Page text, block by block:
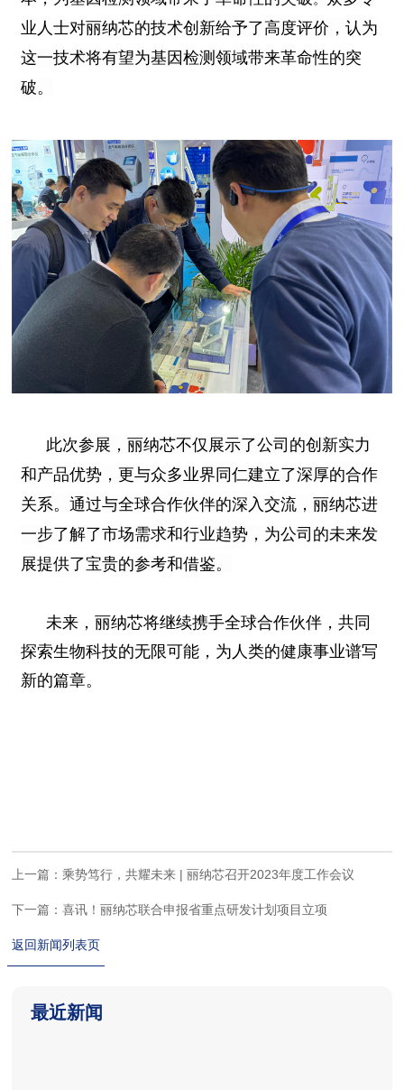
业人士对丽纳芯的技术创新给予了高度评价，认为
这一技术将有望为基因检测领域带来革命性的突
破。
此次参展，丽纳芯不仅展示了公司的创新实力
和产品优势，更与众多业界同仁建立了深厚的合作
关系。通过与全球合作伙伴的深入交流，丽纳芯进
一步了解了市场需求和行业趋势，为公司的未来发
展提供了宝贵的参考和借鉴。
未来，丽纳芯将继续携手全球合作伙伴，共同
探索生物科技的无限可能，为人类的健康事业谱写
新的篇章。
上一篇：乘势笃行，共耀未来 | 丽纳芯召开2023年度工作会议
下一篇：喜讯！丽纳芯联合申报省重点研发计划项目立项
返回新闻列表页
最近新闻